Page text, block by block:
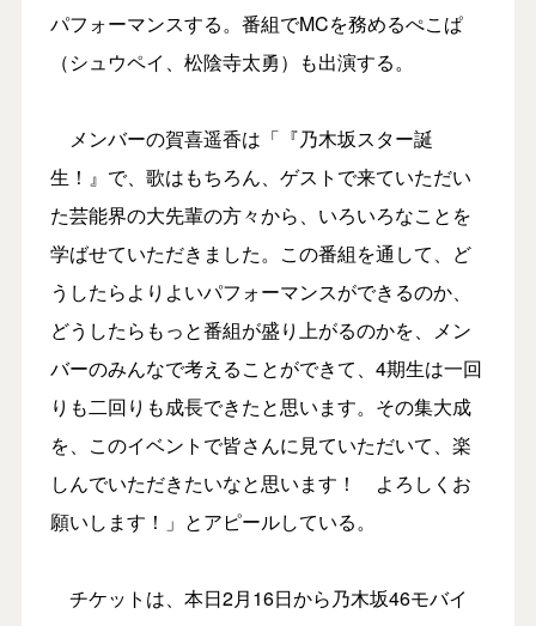
パフォーマンスする。番組でMCを務めるぺこぱ
（シュウペイ、松陰寺太勇）も出演する。
メンバーの賀喜遥香は「『乃木坂スター誕
生！』で、歌はもちろん、ゲストで来ていただい
た芸能界の大先輩の方々から、いろいろなことを
学ばせていただきました。この番組を通して、ど
うしたらよりよいパフォーマンスができるのか、
どうしたらもっと番組が盛り上がるのかを、メン
バーのみんなで考えることができて、4期生は一回
りも二回りも成長できたと思います。その集大成
を、このイベントで皆さんに見ていただいて、楽
しんでいただきたいなと思います！ よろしくお
願いします！」とアピールしている。
チケットは、本日2月16日から乃木坂46モバイ